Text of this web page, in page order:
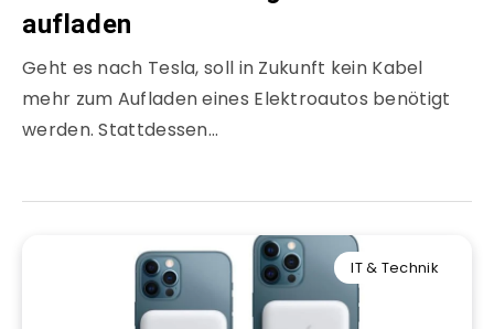
aufladen
Geht es nach Tesla, soll in Zukunft kein Kabel
mehr zum Aufladen eines Elektroautos benötigt
werden. Stattdessen…
IT & Technik